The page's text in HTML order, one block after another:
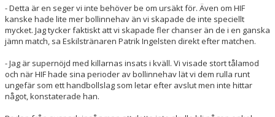
- Detta är en seger vi inte behöver be om ursäkt för. Även om HIF
kanske hade lite mer bollinnehav än vi skapade de inte speciellt
mycket. Jag tycker faktiskt att vi skapade fler chanser än de i en ganska
jämn match, sa Eskilstränaren Patrik Ingelsten direkt efter matchen.
- Jag är supernöjd med killarnas insats i kväll. Vi visade stort tålamod
och när HIF hade sina perioder av bollinnehav lät vi dem rulla runt
ungefär som ett handbollslag som letar efter avslut men inte hittar
något, konstaterade han.